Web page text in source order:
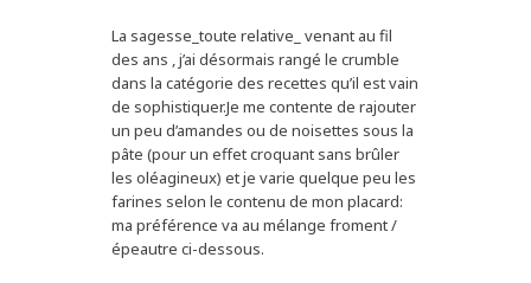
La sagesse_toute relative_ venant au fil
des ans , j’ai désormais rangé le crumble
dans la catégorie des recettes qu’il est vain
de sophistiquer.Je me contente de rajouter
un peu d’amandes ou de noisettes sous la
pâte (pour un effet croquant sans brûler
les oléagineux) et je varie quelque peu les
farines selon le contenu de mon placard:
ma préférence va au mélange froment /
épeautre ci-dessous.